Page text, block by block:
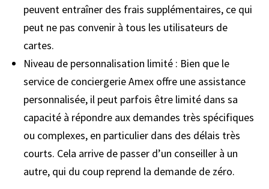
peuvent entraîner des frais supplémentaires, ce qui
peut ne pas convenir à tous les utilisateurs de
cartes.
Niveau de personnalisation limité : Bien que le
service de conciergerie Amex offre une assistance
personnalisée, il peut parfois être limité dans sa
capacité à répondre aux demandes très spécifiques
ou complexes, en particulier dans des délais très
courts. Cela arrive de passer d’un conseiller à un
autre, qui du coup reprend la demande de zéro.